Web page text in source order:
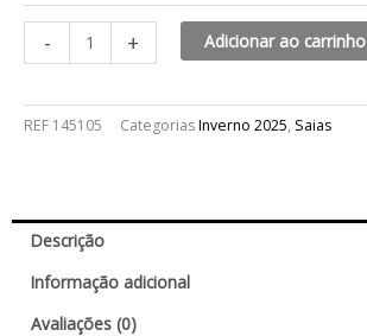
- + Adicionar ao carrinho
REF 145105 CategoriasInverno 2025, Saias
Descrição
Informação adicional
Avaliações (0)